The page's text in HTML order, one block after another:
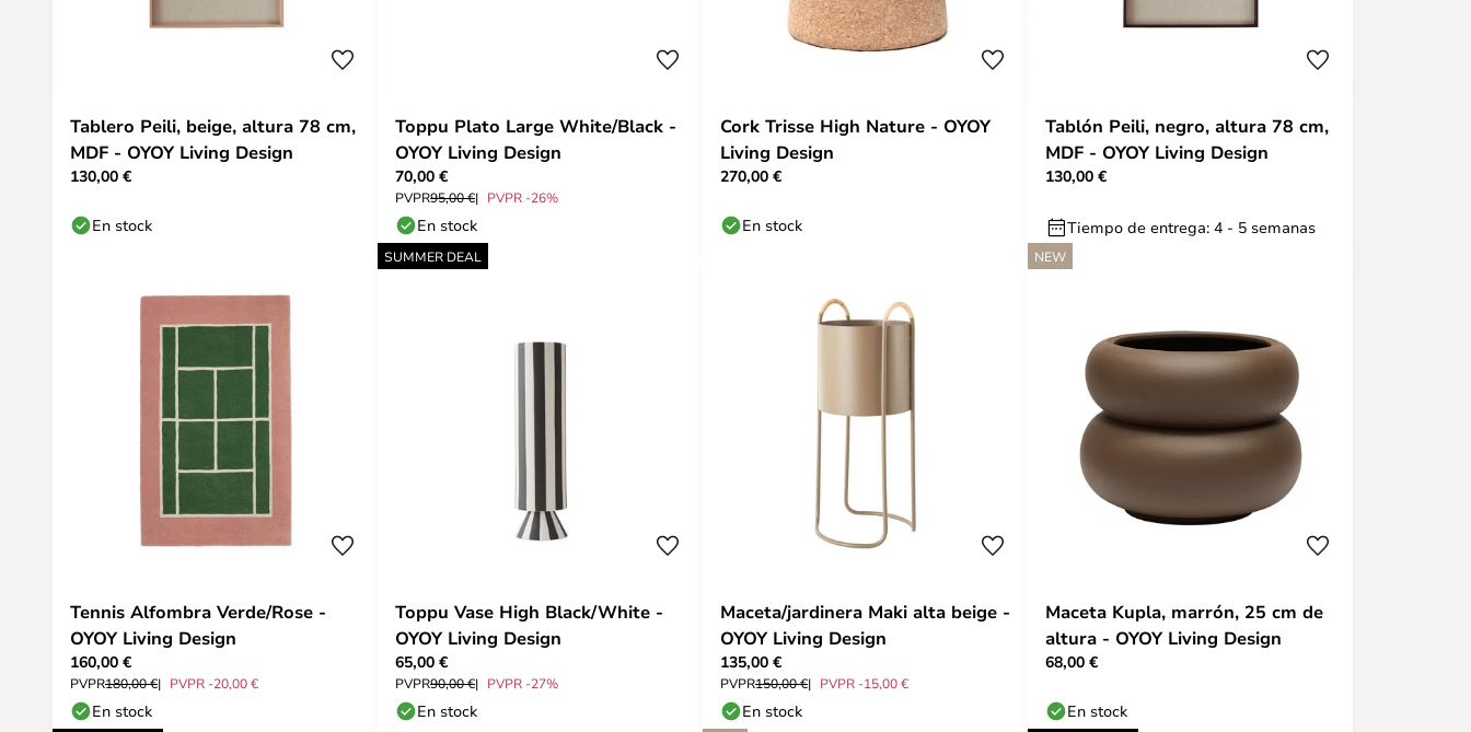
Tablero Peili, beige, altura 78 cm,
MDF - OYOY Living Design
130,00 €
En stock
Toppu Plato Large White/Black -
OYOY Living Design
70,00 €
PVPR95,00 € PVPR -26%
En stock
Cork Trisse High Nature - OYOY
Living Design
270,00 €
En stock
Tablón Peili, negro, altura 78 cm,
MDF - OYOY Living Design
130,00 €
Tiempo de entrega: 4 - 5 semanas
Tennis Alfombra Verde/Rose -
OYOY Living Design
160,00 €
PVPR180,00 € PVPR -20,00 €
En stock
SUMMER DEAL
Toppu Vase High Black/White -
OYOY Living Design
65,00 €
PVPR90,00 € PVPR -27%
En stock
Maceta/jardinera Maki alta beige -
OYOY Living Design
135,00 €
PVPR150,00 € PVPR -15,00 €
En stock
NEW
Maceta Kupla, marrón, 25 cm de
altura - OYOY Living Design
68,00 €
En stock